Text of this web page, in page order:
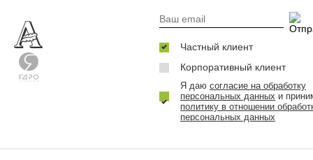
Частный клиент
Корпоративный клиент
Я даю согласие на обработку
персональных данных и
политику в отношении
персональных данных